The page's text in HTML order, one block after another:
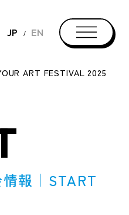
JP EN
ART FESTIVAL 2025
報｜START